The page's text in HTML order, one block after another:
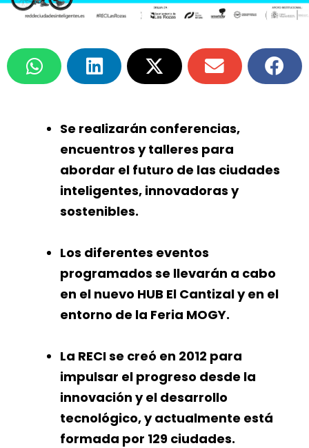
Se realizarán conferencias,
encuentros y talleres para
abordar el futuro de las ciudades
inteligentes, innovadoras y
sostenibles.
Los diferentes eventos
programados se llevarán a cabo
en el nuevo HUB El Cantizal y en el
entorno de la Feria MOGY.
La RECI se creó en 2012 para
impulsar el progreso desde la
innovación y el desarrollo
tecnológico, y actualmente está
formada por 129 ciudades.